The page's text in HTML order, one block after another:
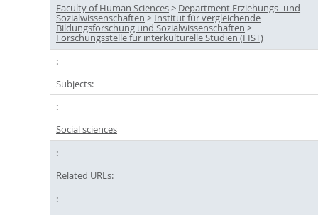
Faculty of Human Sciences> Department Erziehungs- und
Sozialwissenschaften > Institut für vergleichende
Bildungsforschung und Sozialwissenschaften >
Forschungsstelle für interkulturelle Studien (FIST)
Subjects:
Social sciences
Related URLs: